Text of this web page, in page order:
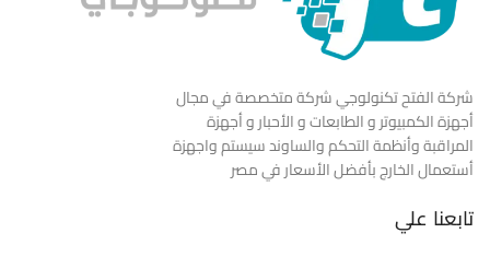
شركة الفتح تكنولوجي شركة متخصصة في مجال
أجهزة الكمبيوتر و الطابعات و الأحبار و أجهزة
المراقبة وأنظمة التحكم والساوند سيستم واجهزة
أستعمال الخارج بأفضل الأسعار في مصر
تابعنا علي